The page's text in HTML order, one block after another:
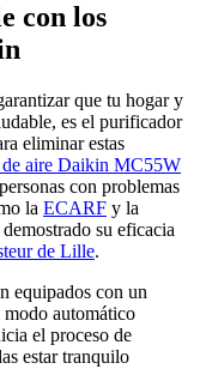
con los
que tu hogar y
es el purificador
eliminar estas
aire Daikin MC55W
con problemas
la ECARF y la
su eficacia
de Lille.
equipados con un
automático
el proceso de
estar tranquilo